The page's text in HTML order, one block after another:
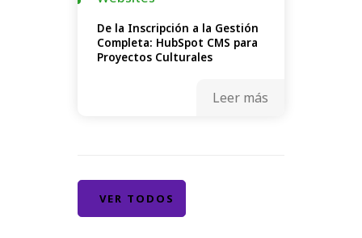
De la Inscripción a la Gestión
Completa: HubSpot CMS para
Proyectos Culturales
Leer más
VER TODOS